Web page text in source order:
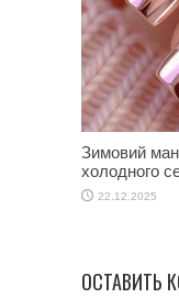
Зимовий
холодного
22.12.2025
ОСТАВИТЬ